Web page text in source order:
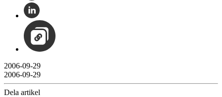
2006-09-29
2006-09-29
Dela artikel